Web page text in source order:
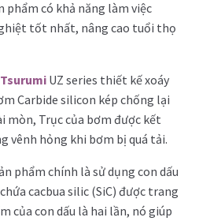
phẩm có khả năng làm việc
tốt nhất, nâng cao tuổi thọ
TsurumiUZ series thiết kế xoáy
Carbide silicon kép chống lại
mòn, Trục của bơm được kết
vênh hỏng khi bơm bị quá tải.
phẩm chính là sử dụng con dấu
cacbua silic (SiC) được trang
của con dấu là hai lần, nó giúp